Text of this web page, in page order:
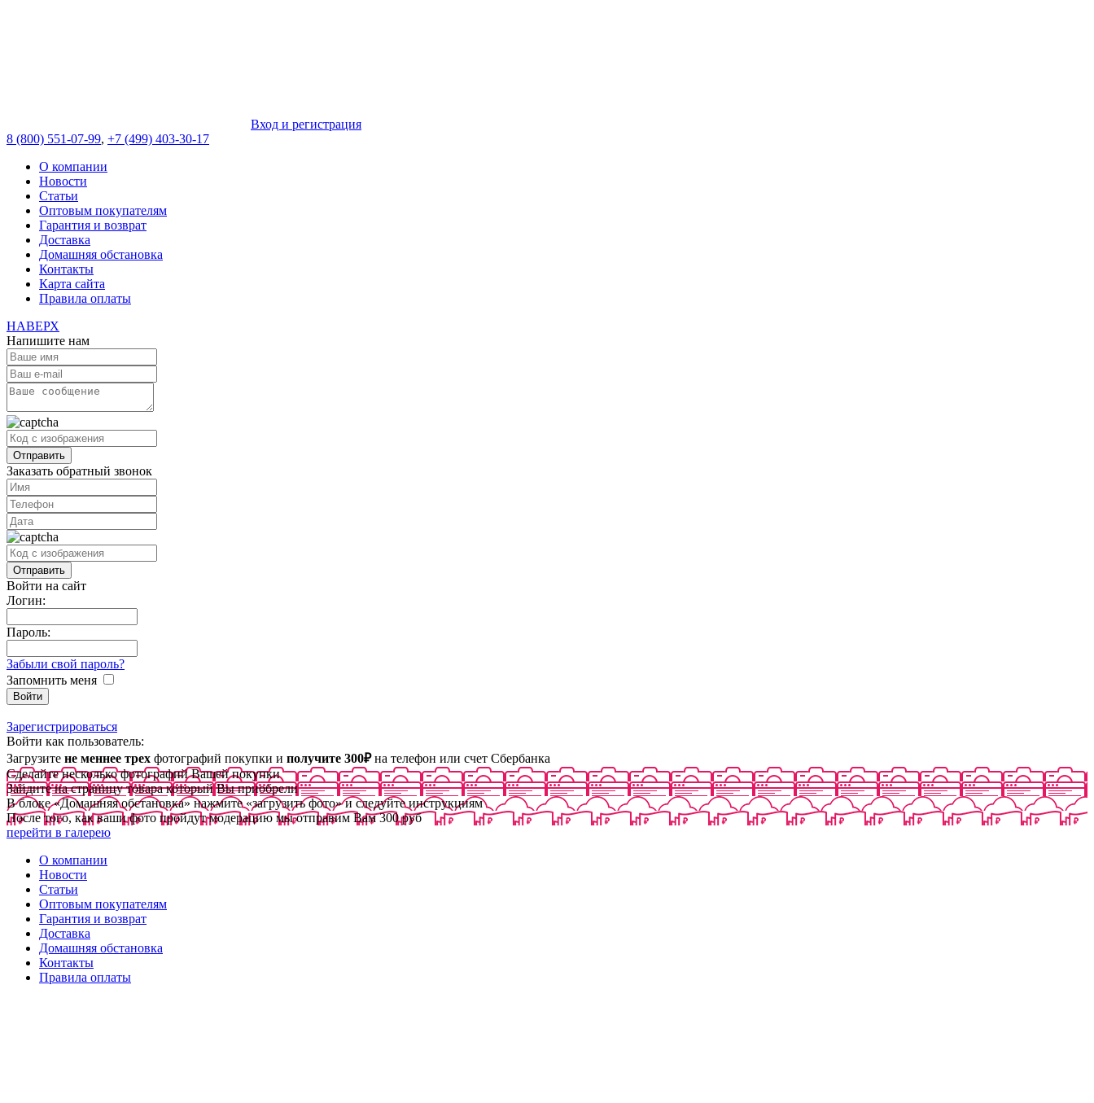
Вход и регистрация
8 (800) 551-07-99, +7 (499) 403-30-17
О компании
Новости
Статьи
Оптовым покупателям
Гарантия и возврат
Доставка
Домашняя обстановка
Контакты
Карта сайта
Правила оплаты
НАВЕРХ
Напишите нам
Заказать обратный звонок
Войти на сайт
Логин:
Пароль:
Забыли свой пароль?
Запомнить меня
Зарегистрироваться
Войти как пользователь:
Загрузите не меннее трех фотографий покупки и получите 300₽на телефон или счет Сбербанка
Сделайте несколько фотографий Вашей покупки
Зайдите на страницу товара который Вы приобрели
В блоке «Домашняя обстановка» нажмите «загрузить фото» и следуйте инструкциям
После того, как ваши фото пройдут модерацию мы отправим Вам 300 руб
перейти в галерею
О компании
Новости
Статьи
Оптовым покупателям
Гарантия и возврат
Доставка
Домашняя обстановка
Контакты
Правила оплаты